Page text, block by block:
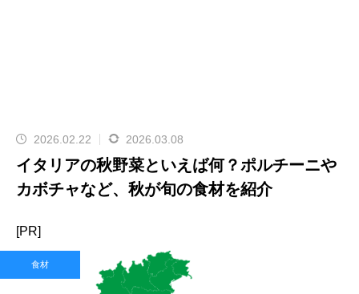
2026.02.22 2026.03.08
イタリアの秋野菜といえば何？ポルチーニや
カボチャなど、秋が旬の食材を紹介
[PR]
食材